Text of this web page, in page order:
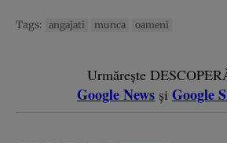
Tags: angajati munca oameni
Urmărește
Google News și Google